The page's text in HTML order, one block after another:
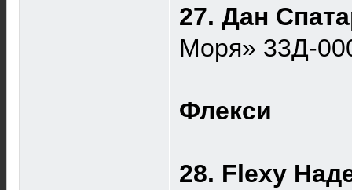
27. Дан
Моря» 33Д-
Флекси
28. Flexy